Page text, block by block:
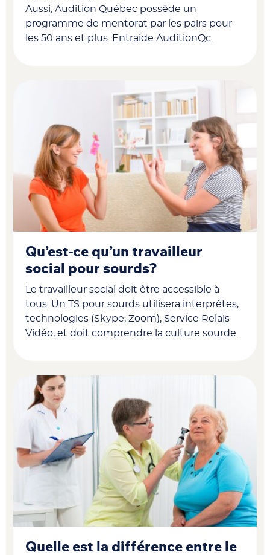
Aussi, Audition Québec possède un
programme de mentorat par les pairs pour
les 50 ans et plus: Entraide AuditionQc.
Qu’est-ce qu’un travailleur
social pour sourds?
Le travailleur social doit être accessible à
tous. Un TS pour sourds utilisera interprètes,
technologies (Skype, Zoom), Service Relais
Vidéo, et doit comprendre la culture sourde.
Quelle est la différence entre le